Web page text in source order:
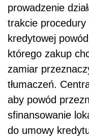
prowadzenie
trakcie
kredytowej
którego zakup
zamiar
tłumaczeń.
aby powód
sfinansowanie
do umowy